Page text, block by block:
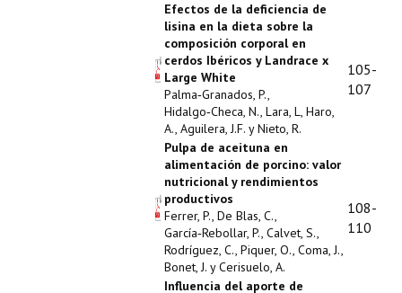
Efectos de la deficiencia de
lisina en la dieta sobre la
composición corporal en
cerdos Ibéricos y Landrace x
Large White
Palma‑Granados, P.,
Hidalgo‑Checa, N., Lara, L, Haro,
A., Aguilera, J.F. y Nieto, R.
105-
107
Pulpa de aceituna en
alimentación de porcino: valor
nutricional y rendimientos
productivos
Ferrer, P., De Blas, C.,
García‑Rebollar, P., Calvet, S.,
Rodríguez, C., Piquer, O., Coma, J.,
Bonet, J. y Cerisuelo, A.
108-
110
Influencia del aporte de